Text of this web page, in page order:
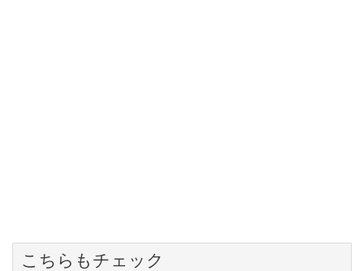
こちらもチェック